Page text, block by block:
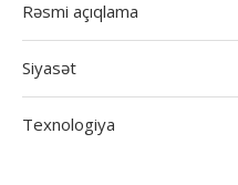
Rəsmi açıqlama
Siyasət
Texnologiya